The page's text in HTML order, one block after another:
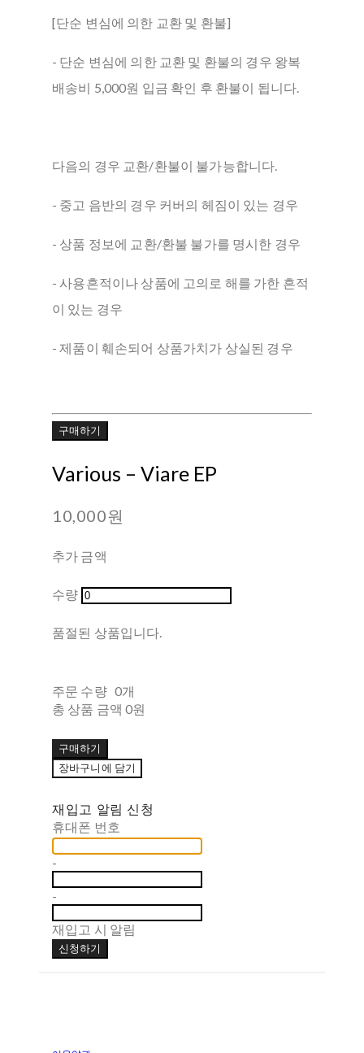
[단순 변심에 의한 교환 및 환불]
- 단순 변심에 의한 교환 및 환불의 경우 왕복
배송비 5,000원 입금 확인 후 환불이 됩니다.
다음의 경우 교환/환불이 불가능합니다.
- 중고 음반의 경우 커버의 헤짐이 있는 경우
- 상품 정보에 교환/환불 불가를 명시한 경우
- 사용흔적이나 상품에 고의로 해를 가한 흔적
이 있는 경우
- 제품이 훼손되어 상품가치가 상실된 경우
구매하기
Various ‎– Viare EP
10,000원
추가 금액
수량
품절된 상품입니다.
주문 수량 0개
총 상품 금액 0원
구매하기
장바구니에 담기
재입고 알림 신청
휴대폰 번호
-
-
재입고 시 알림
신청하기